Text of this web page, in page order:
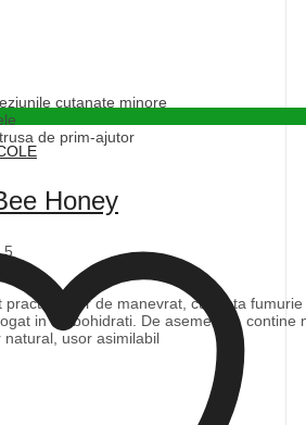
Honey
practic, usor de manevrat, cu tenta
in carbohidrati. De asemenea, contine
natural, usor asimilabil
cutanate minore
de prim-ajutor